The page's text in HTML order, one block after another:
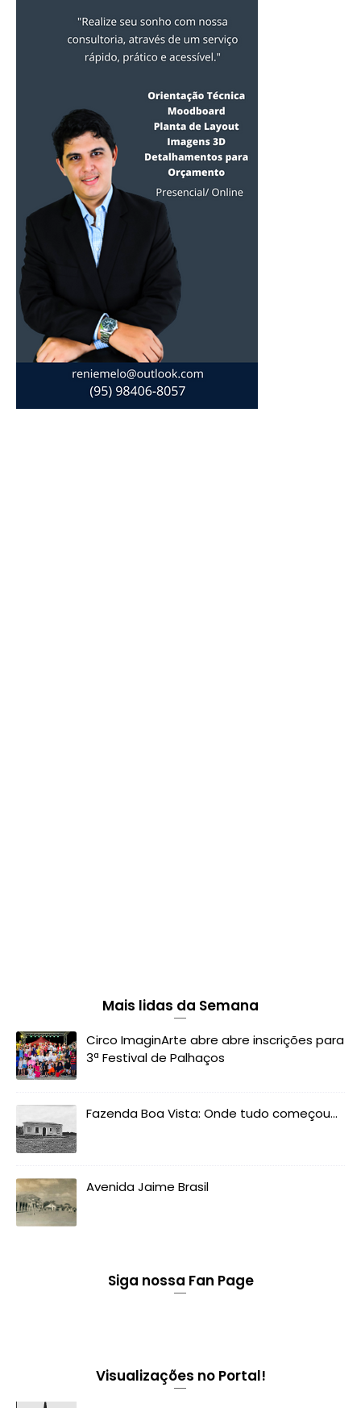
Mais lidas da Semana
Circo ImaginArte abre abre inscrições para
3ª Festival de Palhaços
Fazenda Boa Vista: Onde tudo começou...
Avenida Jaime Brasil
Siga nossa Fan Page
Visualizações no Portal!